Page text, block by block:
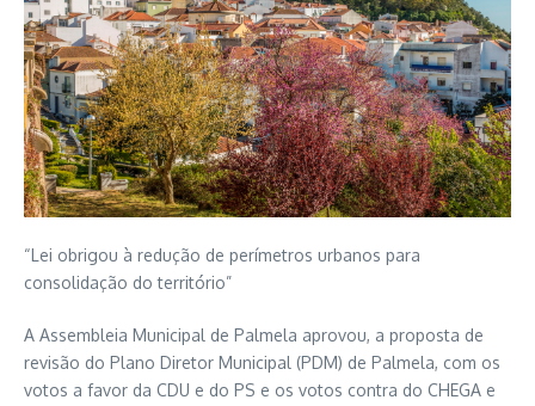
“Lei obrigou à redução de perímetros urbanos para
consolidação do território”
A Assembleia Municipal de Palmela aprovou, a proposta de
revisão do Plano Diretor Municipal (PDM) de Palmela, com os
votos a favor da CDU e do PS e os votos contra do CHEGA e